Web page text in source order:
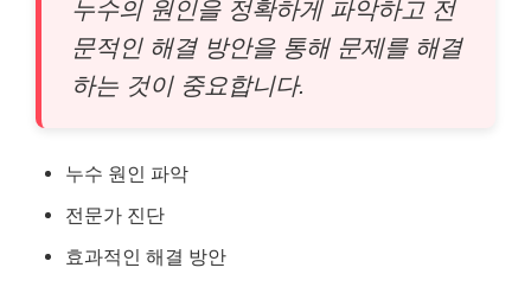
누수의 원인을 정확하게 파악하고 전
문적인 해결 방안을 통해 문제를 해결
하는 것이 중요합니다.
누수 원인 파악
전문가 진단
효과적인 해결 방안